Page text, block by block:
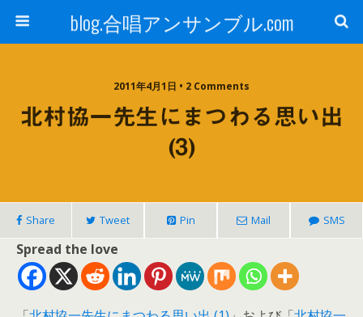
blog.合唱アンサンブル.com
2011年4月1日 • 2 Comments
北村協一先生にまつわる思い出
(3)
Share Tweet Pin Mail SMS
Spread the love